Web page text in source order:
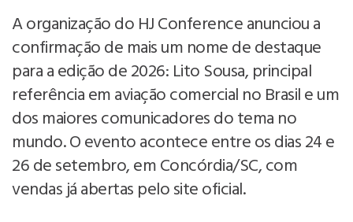
A organização do HJ Conference anunciou a
confirmação de mais um nome de destaque
para a edição de 2026: Lito Sousa, principal
referência em aviação comercial no Brasil e um
dos maiores comunicadores do tema no
mundo. O evento acontece entre os dias 24 e
26 de setembro, em Concórdia/SC, com
vendas já abertas pelo site oficial.